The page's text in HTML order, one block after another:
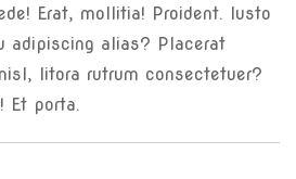
Erat, mollitia! Proident. Iusto
adipiscing alias? Placerat
litora rutrum consectetuer?
Et porta.